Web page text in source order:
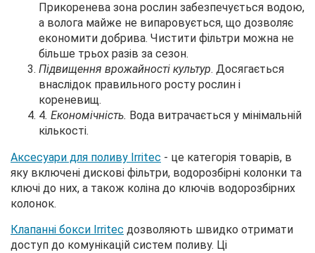
Прикоренева зона рослин забезпечується водою,
а волога майже не випаровується, що дозволяє
економити добрива. Чистити фільтри можна не
більше трьох разів за сезон.
Підвищення врожайності культур. Досягається
внаслідок правильного росту рослин і
кореневищ.
4. Економічність. Вода витрачається у мінімальній
кількості.
Аксесуари для поливу Irritec - це категорія товарів, в
яку включені дискові фільтри, водорозбірні колонки та
ключі до них, а також коліна до ключів водорозбірних
колонок.
Клапанні бокси Irritec дозволяють швидко отримати
доступ до комунікацій систем поливу. Ці